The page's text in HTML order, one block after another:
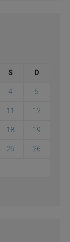
S D
4 5
11 12
18 19
25 26